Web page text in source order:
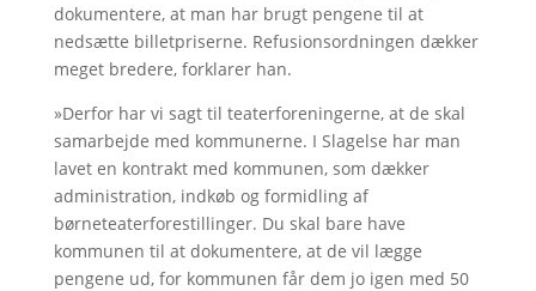
dokumentere, at man har brugt pengene til at
nedsætte billetpriserne. Refusionsordningen dækker
meget bredere, forklarer han.
»Derfor har vi sagt til teaterforeningerne, at de skal
samarbejde med kommunerne. I Slagelse har man
lavet en kontrakt med kommunen, som dækker
administration, indkøb og formidling af
børneteaterforestillinger. Du skal bare have
kommunen til at dokumentere, at de vil lægge
pengene ud, for kommunen får dem jo igen med 50